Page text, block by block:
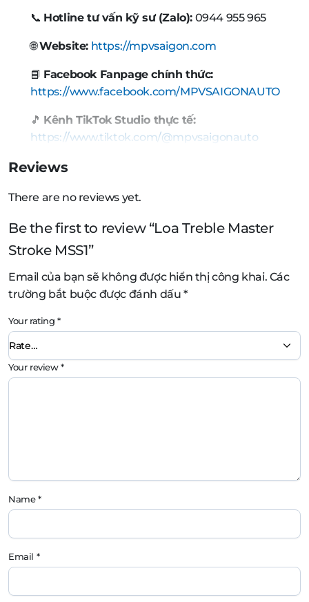
📞 Hotline tư vấn kỹ sư (Zalo): 0944 955 965
🌐Website: https://mpvsaigon.com
📘 Facebook Fanpage chính thức:
https://www.facebook.com/MPVSAIGONAUTO
🎵 Kênh TikTok Studio thực tế:
https://www.tiktok.com/@mpvsaigonauto
Reviews
There are no reviews yet.
Be the first to review “Loa Treble Master
Stroke MSS1”
Email của bạn sẽ không được hiển thị công khai. Các
trường bắt buộc được đánh dấu*
Your rating*
Your review*
Name*
Email *